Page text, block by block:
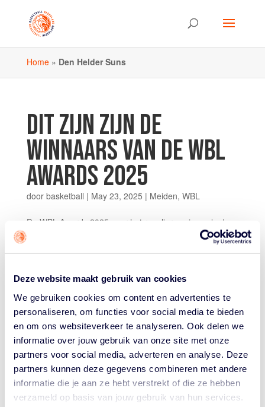
Deze website maakt gebruik van cookies
We gebruiken cookies om content en advertenties te
personaliseren, om functies voor social media te bieden
en om ons websiteverkeer te analyseren. Ook delen we
informatie over jouw gebruik van onze site met onze
partners voor social media, adverteren en analyse. Deze
partners kunnen deze gegevens combineren met andere
informatie die je aan ze hebt verstrekt of die ze hebben
verzameld op basis van jouw gebruik van hun services.
Home» Den Helder Suns
DIT ZIJN ZIJN DE
WINNAARS VAN DE WBL
AWARDS 2025
door basketball | May 23, 2025 | Meiden, WBL
De WBL Awards 2025 voor het reguliere seizoen in de
Womens Basketball League zijn de afgelopen week
game 2, werden deze scheidsrechter, coach en
Historie